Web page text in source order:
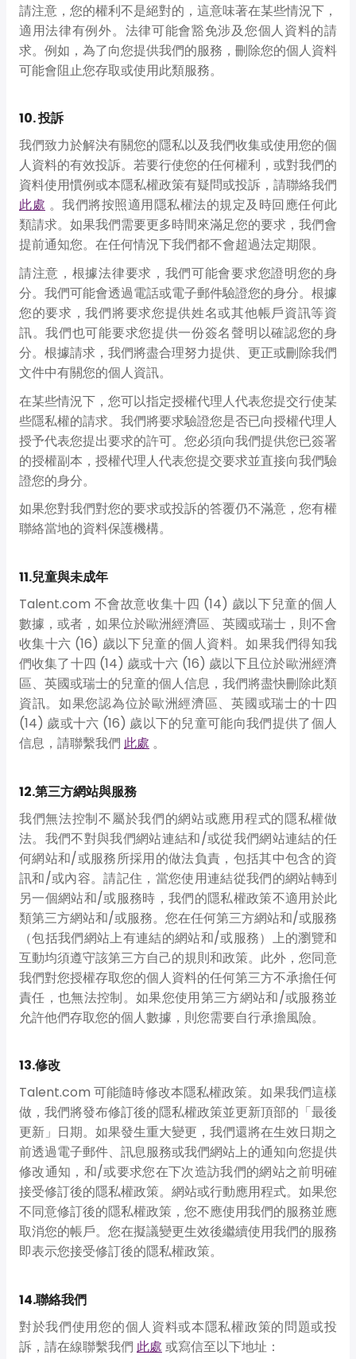
請注意，您的權利不是絕對的，這意味著在某些情況下，
適用法律有例外。法律可能會豁免涉及您個人資料的請
求。例如，為了向您提供我們的服務，刪除您的個人資料
可能會阻止您存取或使用此類服務。
10. 投訴
我們致力於解決有關您的隱私以及我們收集或使用您的個
人資料的有效投訴。若要行使您的任何權利，或對我們的
資料使用慣例或本隱私權政策有疑問或投訴，請聯絡我們
此處 。我們將按照適用隱私權法的規定及時回應任何此
類請求。如果我們需要更多時間來滿足您的要求，我們會
提前通知您。在任何情況下我們都不會超過法定期限。
請注意，根據法律要求，我們可能會要求您證明您的身
分。我們可能會透過電話或電子郵件驗證您的身分。根據
您的要求，我們將要求您提供姓名或其他帳戶資訊等資
訊。我們也可能要求您提供一份簽名聲明以確認您的身
分。根據請求，我們將盡合理努力提供、更正或刪除我們
文件中有關您的個人資訊。
在某些情況下，您可以指定授權代理人代表您提交行使某
些隱私權的請求。我們將要求驗證您是否已向授權代理人
授予代表您提出要求的許可。您必須向我們提供您已簽署
的授權副本，授權代理人代表您提交要求並直接向我們驗
證您的身分。
如果您對我們對您的要求或投訴的答覆仍不滿意，您有權
聯絡當地的資料保護機構。
11.兒童與未成年
Talent.com 不會故意收集十四 (14) 歲以下兒童的個人
數據，或者，如果位於歐洲經濟區、英國或瑞士，則不會
收集十六 (16) 歲以下兒童的個人資料。如果我們得知我
們收集了十四 (14) 歲或十六 (16) 歲以下且位於歐洲經濟
區、英國或瑞士的兒童的個人信息，我們將盡快刪除此類
資訊。如果您認為位於歐洲經濟區、英國或瑞士的十四
(14) 歲或十六 (16) 歲以下的兒童可能向我們提供了個人
信息，請聯繫我們 此處 。
12.第三方網站與服務
我們無法控制不屬於我們的網站或應用程式的隱私權做
法。我們不對與我們網站連結和/或從我們網站連結的任
何網站和/或服務所採用的做法負責，包括其中包含的資
訊和/或內容。請記住，當您使用連結從我們的網站轉到
另一個網站和/或服務時，我們的隱私權政策不適用於此
類第三方網站和/或服務。您在任何第三方網站和/或服務
（包括我們網站上有連結的網站和/或服務）上的瀏覽和
互動均須遵守該第三方自己的規則和政策。此外，您同意
我們對您授權存取您的個人資料的任何第三方不承擔任何
責任，也無法控制。如果您使用第三方網站和/或服務並
允許他們存取您的個人數據，則您需要自行承擔風險。
13.修改
Talent.com 可能隨時修改本隱私權政策。如果我們這樣
做，我們將發布修訂後的隱私權政策並更新頂部的「最後
更新」日期。如果發生重大變更，我們還將在生效日期之
前透過電子郵件、訊息服務或我們網站上的通知向您提供
修改通知，和/或要求您在下次造訪我們的網站之前明確
接受修訂後的隱私權政策。網站或行動應用程式。如果您
不同意修訂後的隱私權政策，您不應使用我們的服務並應
取消您的帳戶。您在擬議變更生效後繼續使用我們的服務
即表示您接受修訂後的隱私權政策。
14.聯絡我們
對於我們使用您的個人資料或本隱私權政策的問題或投
訴，請在線聯繫我們 此處 或寫信至以下地址：